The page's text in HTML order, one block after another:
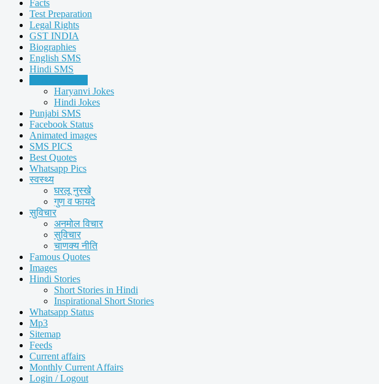
Facts
Test Preparation
Legal Rights
GST INDIA
Biographies
English SMS
Hindi SMS
Haryanvi Jokes
Hindi Jokes
Punjabi SMS
Facebook Status
Animated images
SMS PICS
Best Quotes
Whatsapp Pics
स्वस्थ्य
घरलू नुस्खे
गुण व फायदे
सुविचार
अनमोल विचार
सुविचार
चाणक्य नीति
Famous Quotes
Images
Hindi Stories
Short Stories in Hindi
Inspirational Short Stories
Whatsapp Status
Mp3
Sitemap
Feeds
Current affairs
Monthly Current Affairs
Login / Logout